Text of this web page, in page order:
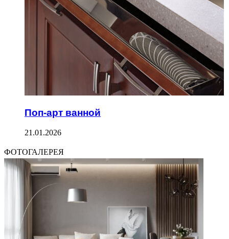
Поп-арт ванной
21.01.2026
ФОТОГАЛЕРЕЯ